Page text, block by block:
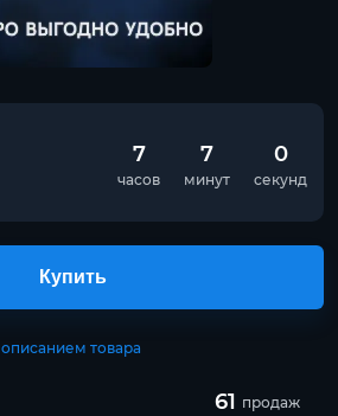
7
часов
7
минут
0
секунд
61 продаж
описанием товара
Купить